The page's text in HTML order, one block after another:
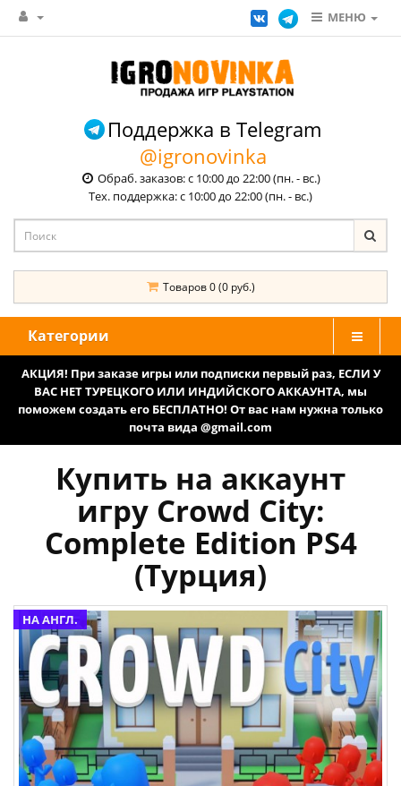
МЕНЮ
Поддержка в Telegram
@igronovinka
Обраб. заказов: с 10:00 до 22:00 (пн. - вс.)
Тех. поддержка: с 10:00 до 22:00 (пн. - вс.)
Товаров 0 (0 руб.)
Категории
АКЦИЯ! При заказе игры или подписки первый раз, ЕСЛИ У
ВАС НЕТ ТУРЕЦКОГО ИЛИ ИНДИЙСКОГО АККАУНТА, мы
поможем создать его БЕСПЛАТНО! От вас нам нужна только
почта вида @gmail.com
Купить на аккаунт
игру Crowd City:
Complete Edition PS4
(Турция)
НА АНГЛ.